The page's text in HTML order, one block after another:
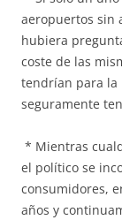
aeropuertos sin
hubiera
coste de las
tendrían para la
seguramente
* Mientras
el político se
consumidores,
años y